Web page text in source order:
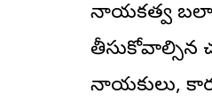
నాయకత్వ
తీసుకోవాల్సిన
నాయకులు,